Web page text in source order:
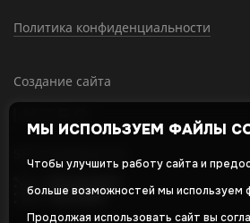
Политика конфиденциальности
Создание сайта
МЫ ИСПОЛЬЗУЕМ ФАЙЛЫ
Чтобы улучшить работу сайта и
больше возможностей мы используем
Продолжая использовать сайт вы